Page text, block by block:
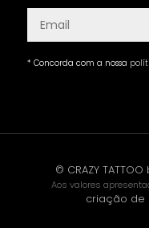
* Concorda com a nossa
© CRAZY
Aos valores
criação de